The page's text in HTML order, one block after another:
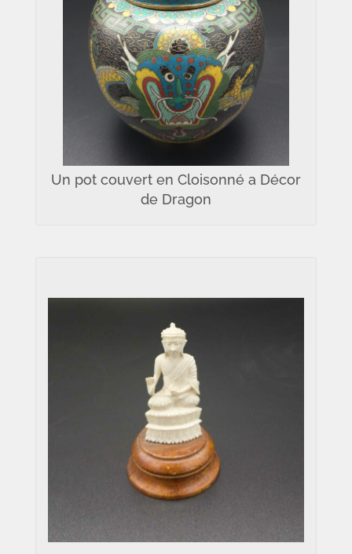
Un pot couvert en Cloisonné a Décor
de Dragon